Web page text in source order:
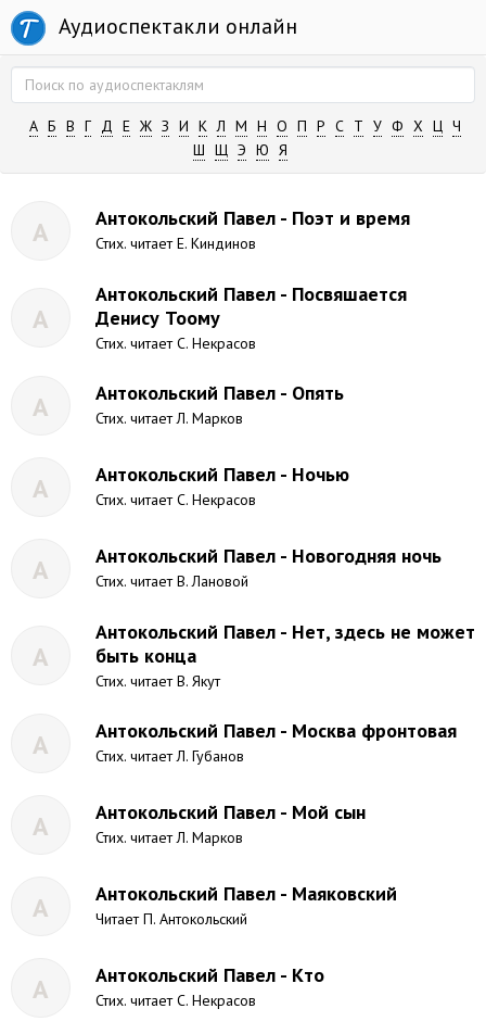
Аудиоспектакли онлайн
А Б В Г Д Е Ж З И К Л М Н О П Р С Т У Ф Х Ц Ч
Ш Щ Э Ю Я
А Антокольский Павел - Поэт и время
Стих. читает Е. Киндинов
А
Антокольский Павел - Посвяшается
Денису Тоому
Стих. читает С. Некрасов
А Антокольский Павел - Опять
Стих. читает Л. Марков
А Антокольский Павел - Ночью
Стих. читает С. Некрасов
А Антокольский Павел - Новогодняя ночь
Стих. читает В. Лановой
А
Антокольский Павел - Нет, здесь не может
быть конца
Стих. читает В. Якут
А Антокольский Павел - Москва фронтовая
Стих. читает Л. Губанов
А Антокольский Павел - Мой сын
Стих. читает Л. Марков
А Антокольский Павел - Маяковский
Читает П. Антокольский
А Антокольский Павел - Кто
Стих. читает С. Некрасов